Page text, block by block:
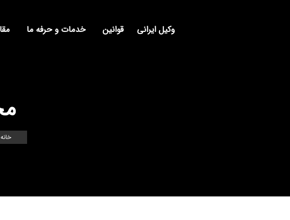
وکیل ایرانی قوانین خدمات و حرفه ما
here:
خانه